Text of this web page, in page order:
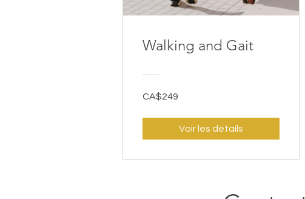
Walking and Gait
CA$249
Voir les détails